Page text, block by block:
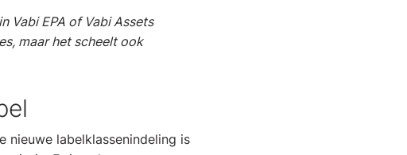
Vabi EPA of Vabi Assets
maar het scheelt ook
nieuwe labelklassenindeling is